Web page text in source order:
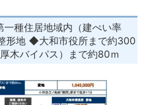
種住居地域内（建ぺい率
形地 ◆大和市役所まで約300
木バイパス）まで約80ｍ